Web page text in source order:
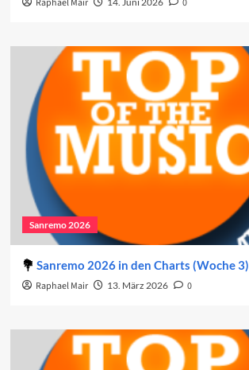
Raphael Mair 0
Sanremo 2026
Sanremo 2026 in den Charts (Woche 3)
Raphael Mair 13. März 2026 0